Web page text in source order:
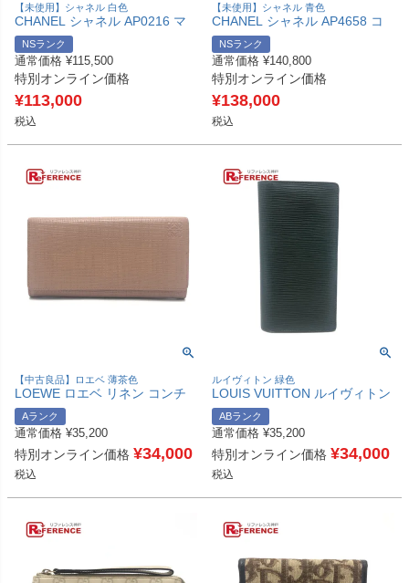
【未使用】シャネル 白色
CHANEL シャネル AP0216 マ
トラッセ ココマーク クラシッ
ク ジップ コインパース 財布 ウ
ォレット コインケース キャビ
アスキン レディース ホワイト
未使用 【中古】
NSランク
通常価格 ¥115,500
特別オンライン価格
¥113,000
税込
【未使用】シャネル 青色
CHANEL シャネル AP4658 コ
コマーク メティエダール カー
ドケース 財布 ウォレット コイ
ンケース キャビアスキン レデ
ィース ブルー 未使用 【中古】
NSランク
通常価格 ¥140,800
特別オンライン価格
¥138,000
税込
【中古良品】ロエベ 薄茶色
LOEWE ロエベ リネン コンチ
ネンタル アナグラム ロゴ ロン
グウォレット 財布 長財布 GG
キャンバス レディース ベージ
ュ 【中古】
Aランク
通常価格 ¥35,200
特別オンライン価格 ¥34,000
税込
ルイヴィトン 緑色
LOUIS VUITTON ルイヴィトン
ポルトフォイユ･ブラザ 旧型 ロ
ングウォレット 財布 長財布 エ
ピレザー メンズ ダークグリー
ン 【中古】
ABランク
通常価格 ¥35,200
特別オンライン価格 ¥34,000
税込